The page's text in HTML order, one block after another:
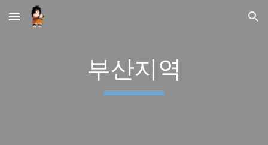
Skip to main content Skip to navigation
부산지역